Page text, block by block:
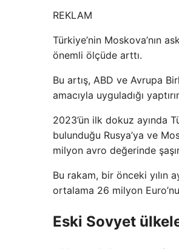
REKLAM
Türkiye’nin Moskova’nın
önemli ölçüde arttı.
Bu artış, ABD ve Avrupa
amacıyla uyguladığı
2023’ün ilk dokuz ayında
bulunduğu Rusya’ya ve
milyon avro değerinde
Bu rakam, bir önceki yılın
ortalama 26 milyon
Eski Sovyet